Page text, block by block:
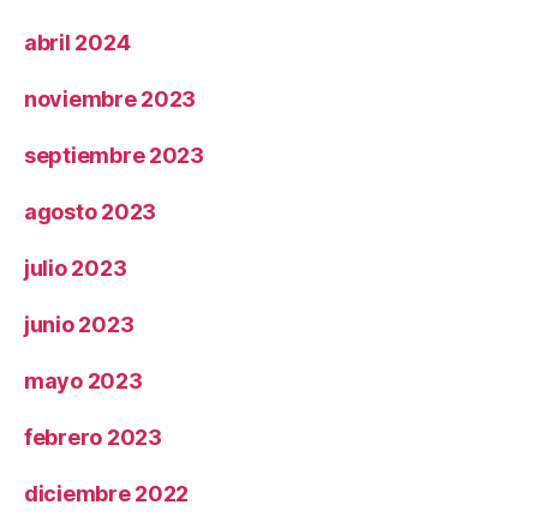
abril 2024
noviembre 2023
septiembre 2023
agosto 2023
julio 2023
junio 2023
mayo 2023
febrero 2023
diciembre 2022